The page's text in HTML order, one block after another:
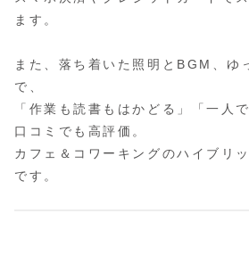
ます。
また、落ち着いた照明とBGM、ゆ
で、
「作業も読書もはかどる」「一人
口コミでも高評価。
カフェ＆コワーキングのハイブリ
です。